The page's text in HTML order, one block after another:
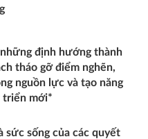
định hướng thành
tháo gỡ điểm nghẽn,
nguồn lực và tạo năng
triển mới*
sức sống của các quyết